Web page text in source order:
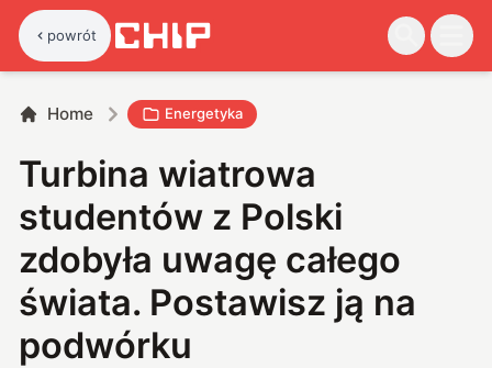
powrót
Home Energetyka
Turbina wiatrowa
studentów z Polski
zdobyła uwagę całego
świata. Postawisz ją na
podwórku